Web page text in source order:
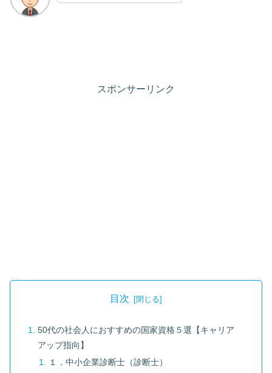
スポンサーリンク
目次
50代の社会人におすすめの国家資格５選【キャリア
アップ指向】
１．中小企業診断士（診断士）